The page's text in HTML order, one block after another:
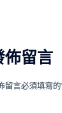
佈留言
留言必須填寫